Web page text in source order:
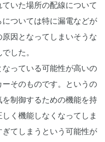
いた場所の配線について
ついては特に漏電などが
因となってしまいそうな
した。
っている可能性が高いの
そのものです。というの
制御するための機能を持
く機能しなくなってしま
てしまうという可能性が